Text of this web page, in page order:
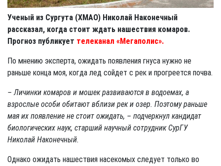
Ученый из Сургута (ХМАО) Николай Наконечный
рассказал, когда стоит ждать нашествия комаров.
Прогноз публикует телеканал «Мегаполис».
По мнению эксперта, ожидать появления гнуса нужно не
раньше конца моя, когда лед сойдет с рек и прогреется почва.
– Личинки комаров и мошек развиваются в водоемах, а
взрослые особи обитают вблизи рек и озер. Поэтому раньше
мая их появление не стоит ожидать, – подчеркнул кандидат
биологических наук, старший научный сотрудник СурГУ
Николай Наконечный.
Однако ожидать нашествия насекомых следует только во